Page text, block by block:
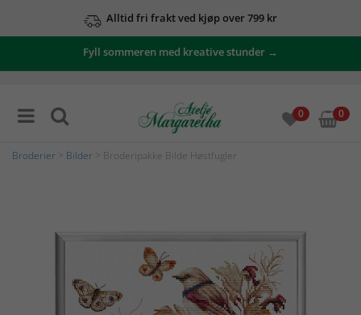
Alltid fri frakt ved kjøp over 799 kr
Fyll sommeren med kreative stunder →
0 0
Broderier Bilder > Broderipakke Bilde Høstfugler